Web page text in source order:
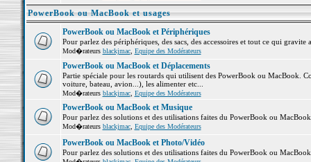
PowerBook ou MacBook et usages
PowerBook ou MacBook et Périphériques
Pour parlez des périphériques, des sacs, des accessoires et tout ce qui
Mod�rateurs blackjmac, Equipe des Modérateurs
PowerBook ou MacBook et Déplacements
Partie spéciale pour les routards qui utilisent des PowerBook ou MacBook.
voiture, bateau, avion...), les alimenter etc...
Mod�rateurs blackjmac, Equipe des Modérateurs
PowerBook ou MacBook et Musique
Pour parlez des solutions et des utilisations faites du PowerBook ou
Mod�rateurs blackjmac, Equipe des Modérateurs
PowerBook ou MacBook et Photo/Vidéo
Pour parlez des solutions et des utilisations faites du PowerBook ou